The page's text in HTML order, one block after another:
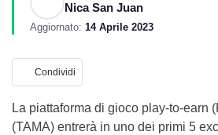
Nica San Juan
Aggiornato: 14 Aprile 2023
Condividi
La piattaforma di gioco play-to-earn
(TAMA) entrerà in uno dei primi 5